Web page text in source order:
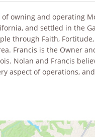
owning and operating
and settled in the
through Faith,
Francis is the Owner
Nolan and Francis
aspect of operations,